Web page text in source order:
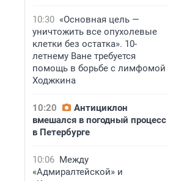
10:30 «Основная цель —
уничтожить все опухолевые
клетки без остатка». 10-
летнему Ване требуется
помощь в борьбе с лимфомой
Ходжкина
10:20
Антициклон
вмешался в погодный процесс
в Петербурге
10:06 Между
«Адмиралтейской» и